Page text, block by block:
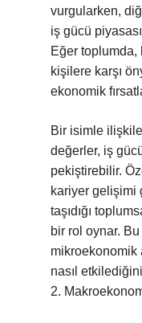
vurgularken,
iş gücü
Eğer
kişilere karşı
ekonomik
Bir isimle
değerler, iş
pekiştirebilir.
kariyer gelişimi
taşıdığı
bir rol oynar.
mikroekonomik
nasıl
2.